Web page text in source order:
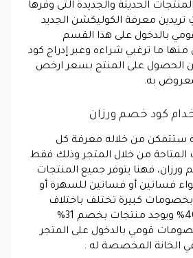
الحديثة والجديدة التى وفرها
تريدين معرفة الكوليكشن الجديد
بالدخول على هذا القسم
ما ترغبي شراءه وعبر إدراج كود
الحصول على المنتج بسعر ارخص
به.
كود خصم ورزان
ستتمكن من خلاله معرفة كل
من خلال المتجر وذلك فقط
فهنا يتوفر جميع المنتجات
فساتين أو فساتين للسهرة أو
كبيرة تختلف باختلاف
المنتج منها بخصم 40% ويوجد منتجات بخصم 31%
قومي بالدخول على المتجر
الخانة المخصصة له .